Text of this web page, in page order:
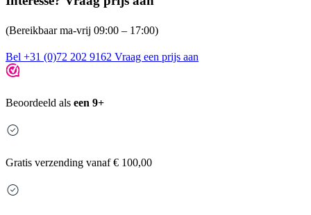
(Bereikbaar ma-vrij 09:00 – 17:00)
Bel +31 (0)72 202 9162 Vraag een prijs aan
Beoordeeld als een 9+
Gratis verzending vanaf € 100,00